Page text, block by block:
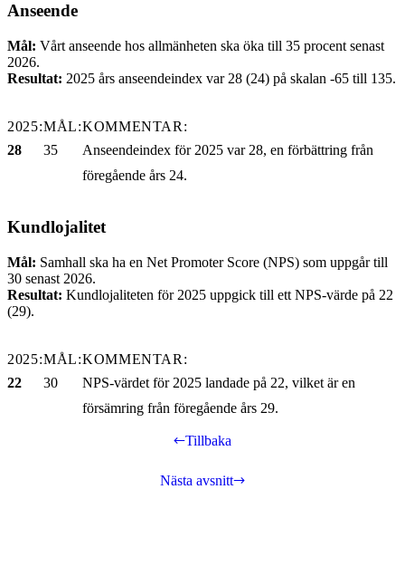
Anseende
Mål: Vårt anseende hos allmänheten ska öka till 35 procent senast
2026.
Resultat: 2025 års anseendeindex var 28 (24) på skalan -65 till 135.
2025:MÅL:KOMMENTAR:
28
35
Anseendeindex för 2025 var 28, en förbättring från
föregående års 24.
Kundlojalitet
Mål: Samhall ska ha en Net Promoter Score (NPS) som uppgår till
30 senast 2026.
Resultat: Kundlojaliteten för 2025 uppgick till ett NPS-värde på 22
(29).
2025:MÅL:KOMMENTAR:
22
30
NPS-värdet för 2025 landade på 22, vilket är en
försämring från föregående års 29.
Tillbaka
Nästa avsnitt